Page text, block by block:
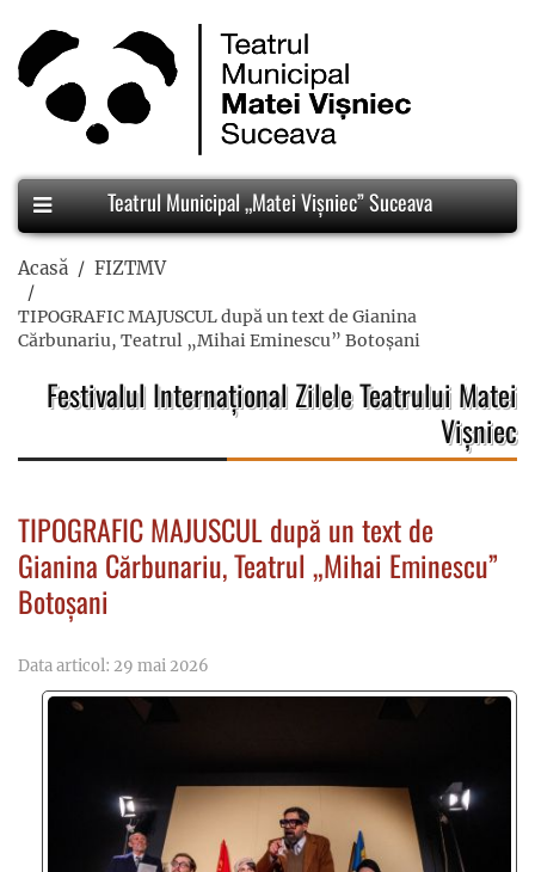
Teatrul Municipal „Matei Vișniec” Suceava
Acasă FIZTMV
TIPOGRAFIC MAJUSCUL după un text de Gianina
Cărbunariu, Teatrul „Mihai Eminescu” Botoșani
Festivalul Internațional Zilele Teatrului Matei
Vișniec
TIPOGRAFIC MAJUSCUL după un text de
Gianina Cărbunariu, Teatrul „Mihai Eminescu”
Botoșani
Data articol: 29 mai 2026